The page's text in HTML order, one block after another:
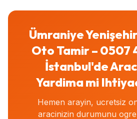
Ümraniye
Oto Tamir – 0507
İstanbul'de
Yardima mi
Hemen arayin, ucretsiz
aracinizin durumunu